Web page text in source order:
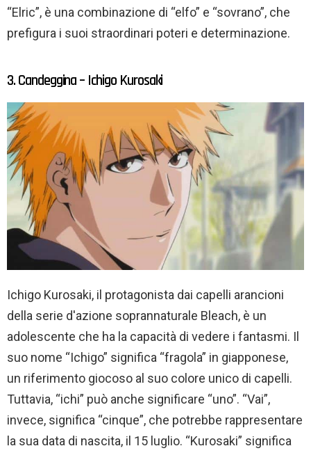
“Elric”, è una combinazione di “elfo” e “sovrano”, che
prefigura i suoi straordinari poteri e determinazione.
3. Candeggina – Ichigo Kurosaki
Ichigo Kurosaki, il protagonista dai capelli arancioni
della serie d'azione soprannaturale Bleach, è un
adolescente che ha la capacità di vedere i fantasmi. Il
suo nome “Ichigo” significa “fragola” in giapponese,
un riferimento giocoso al suo colore unico di capelli.
Tuttavia, “ichi” può anche significare “uno”. “Vai”,
invece, significa “cinque”, che potrebbe rappresentare
la sua data di nascita, il 15 luglio. “Kurosaki” significa